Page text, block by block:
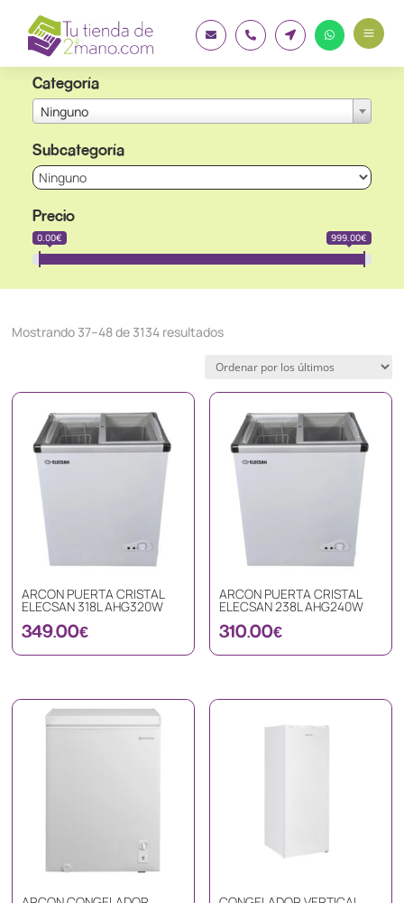
    a
Categoría
Ninguno
Subcategoría
Precio
0.00€ 999.00€
Mostrando 37–48 de 3134 resultadosOrdenado
los
últimos
ARCON PUERTA CRISTAL
ELECSAN 318L AHG320W
349.00€
ARCON PUERTA CRISTAL
ELECSAN 238L AHG240W
310.00€